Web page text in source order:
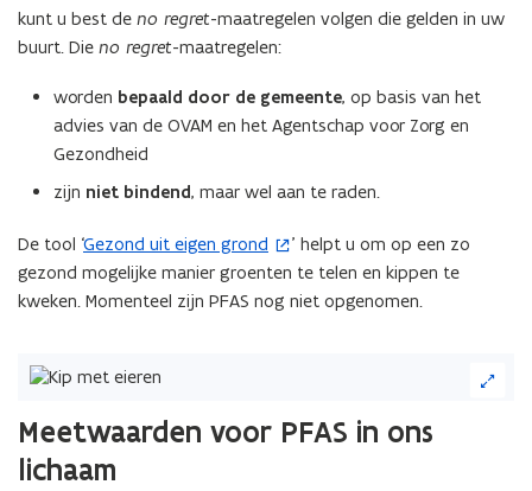
(Klik
op
afbeelding
voor
w
v
s
e
)
kunt u best de no regret-maatregelen volgen die gelden in uw
buurt. Die no regret-maatregelen:
worden bepaald door de gemeente, op basis van het
advies van de OVAM en het Agentschap voor Zorg en
Gezondheid
zijn niet bindend, maar wel aan te raden.
De tool ‘Gezond uit eigen grond
(
o
p
t
n
n
’ helpt u om op een zo
gezond mogelijke manier groenten te telen en kippen te
kweken. Momenteel zijn PFAS nog niet opgenomen.
Meetwaarden voor PFAS in ons
lichaam